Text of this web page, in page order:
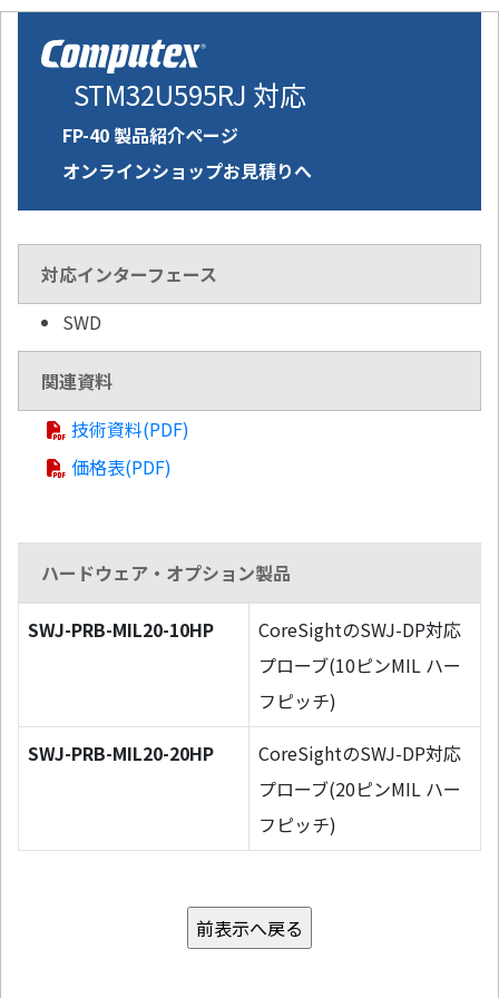
STM32U595RJ 対応
FP-40 製品紹介ページ
オンラインショップお見積りへ
対応インターフェース
SWD
関連資料
技術資料(PDF)
価格表(PDF)
ハードウェア・オプション製品
SWJ-PRB-MIL20-10HP
CoreSightのSWJ-DP対応
プローブ(10ピンMIL ハー
フピッチ)
SWJ-PRB-MIL20-20HP
CoreSightのSWJ-DP対応
プローブ(20ピンMIL ハー
フピッチ)